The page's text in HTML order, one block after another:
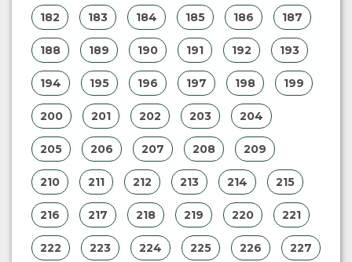
182 183 184 185 186 187
188 189 190 191 192 193
194 195 196 197 198 199
200 201 202 203 204
205 206 207 208 209
210 211 212 213 214 215
216 217 218 219 220 221
222 223 224 225 226 227